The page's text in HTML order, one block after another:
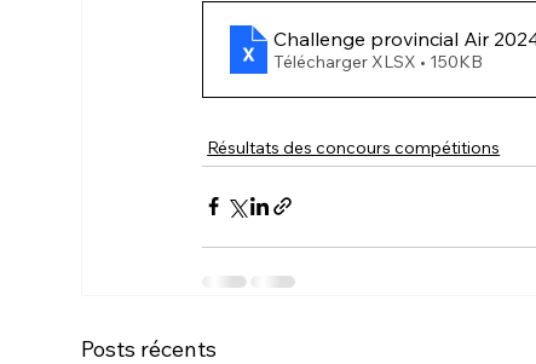
Challenge provincial Air
Télécharger XLSX • 150KB
Résultats des concours compétitions
Posts récents